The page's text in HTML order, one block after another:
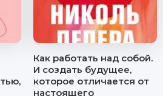
Как работать над собой.
И создать будущее,
которое отличается от
настоящего